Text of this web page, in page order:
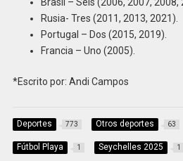
Rusia- Tres (2011, 2013, 2021).
Portugal – Dos (2015, 2019).
Francia – Uno (2005).
*Escrito por: Andi Campos
Deportes 773 Otros deportes 63
Fútbol Playa 1 Seychelles 2025 1